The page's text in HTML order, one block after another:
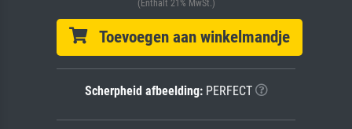
(Enthält 21% MwSt.)
Toevoegen aan winkelmandje
Scherpheid afbeelding:PERFECT